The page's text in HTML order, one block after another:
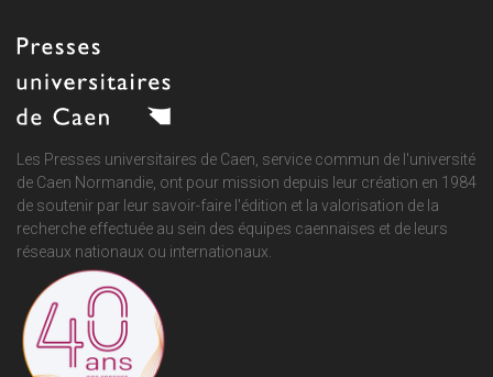
Les Presses universitaires de Caen, service commun de l'université
de Caen Normandie , ont pour mission depuis leur création en 1984
de soutenir par leur savoir-faire l'édition et la valorisation de la
recherche effectuée au sein des équipes caennaises et de leurs
réseaux nationaux ou internationaux.